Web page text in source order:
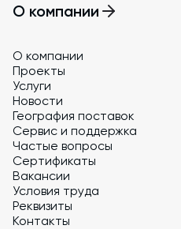
О компании
О компании
Проекты
Услуги
Новости
География поставок
Сервис и поддержка
Частые вопросы
Сертификаты
Вакансии
Условия труда
Реквизиты
Контакты